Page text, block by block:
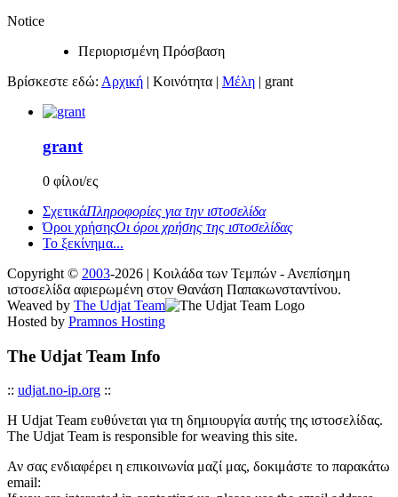
Notice
Περιορισμένη Πρόσβαση
Βρίσκεστε εδώ: Αρχική | Κοινότητα | Μέλη | grant
grant
0 φίλοι/ες
ΣχετικάΠληροφορίες για την ιστοσελίδα
Όροι χρήσηςΟι όροι χρήσης της ιστοσελίδας
Το ξεκίνημα...
Copyright © 2003-2026 | Κοιλάδα των Τεμπών - Ανεπίσημη
ιστοσελίδα αφιερωμένη στον Θανάση Παπακωνσταντίνου.
Weaved by The Udjat Team
Hosted by Pramnos Hosting
The Udjat Team Info
:: udjat.no-ip.org ::
Η Udjat Team ευθύνεται για τη δημιουργία αυτής της ιστοσελίδας.
The Udjat Team is responsible for weaving this site.
Αν σας ενδιαφέρει η επικοινωνία μαζί μας, δοκιμάστε το παρακάτω
email: